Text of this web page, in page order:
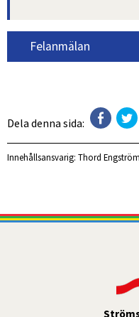
Felanmälan
Dela denna sida:
Innehållsansvarig: Thord Engström